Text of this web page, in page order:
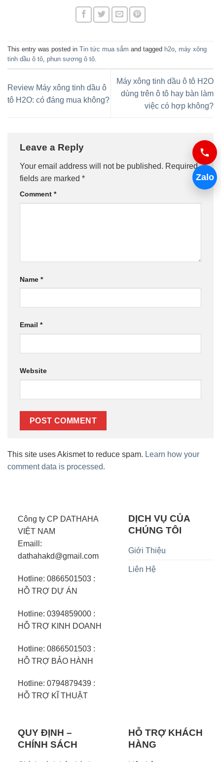
This entry was posted in Tin tức mua sắm and tagged h2o, máy xông
tinh dầu ô tô, phun sương ô tô.
Review Máy xông tinh dầu ô
tô H2O: có đáng mua không?
Máy xông tinh dầu ô tô H2O
dùng trên ô tô hay bàn làm
việc có hợp không?
Leave a Reply
Your email address will not be published. Required
fields are marked *
Comment *
Name *
Email *
Website
This site uses Akismet to reduce spam. Learn how your
comment data is processed.
Công ty CP DATHAHA
VIỆT NAM
Emaill:
dathahakd@gmail.com
Hotline: 0866501503 :
HỖ TRỢ DỰ ÁN
Hotline: 0394859000 :
HỖ TRỢ KINH DOANH
Hotline: 0866501503 :
HỖ TRỢ BẢO HÀNH
Hotline: 0794879439 :
HỖ TRỢ KĨ THUẬT
DỊCH VỤ CỦA
CHÚNG TÔI
Giới Thiệu
Liên Hệ
QUY ĐỊNH –
CHÍNH SÁCH
HỖ TRỢ KHÁCH
HÀNG
Zalo